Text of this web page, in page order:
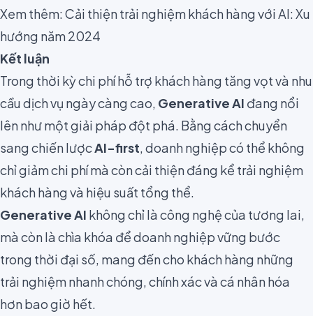
Xem thêm:Cải thiện trải nghiệm khách hàng với AI: Xu
hướng năm 2024
Kết luận
Trong thời kỳ chi phí hỗ trợ khách hàng tăng vọt và nhu
cầu dịch vụ ngày càng cao, Generative AI đang nổi
lên như một giải pháp đột phá. Bằng cách chuyển
sang chiến lượcAI-first, doanh nghiệp có thể không
chỉ giảm chi phí mà còn cải thiện đáng kể trải nghiệm
khách hàng và hiệu suất tổng thể.
Generative AI không chỉ là công nghệ của tương lai,
mà còn là chìa khóa để doanh nghiệp vững bước
trong thời đại số, mang đến cho khách hàng những
trải nghiệm nhanh chóng, chính xác và cá nhân hóa
hơn bao giờ hết.